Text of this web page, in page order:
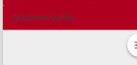
Technische Details